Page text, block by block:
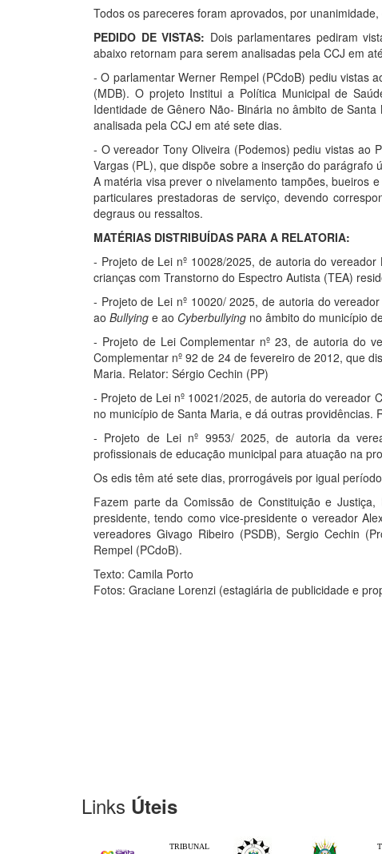
Todos os pareceres foram aprovados, por
PEDIDO DE VISTAS: Dois parlamentares pediram
abaixo retornam para serem analisadas pela CCJ em
- O parlamentar Werner Rempel (PCdoB) pediu vistas
(MDB). O projeto Institui a Política Municipal de
Identidade de Gênero Não- Binária no âmbito de
analisada pela CCJ em até sete dias.
- O vereador Tony Oliveira (Podemos) pediu vistas ao
Vargas (PL), que dispõe sobre a inserção do
A matéria visa prever o nivelamento tampões, bueiros
particulares prestadoras de serviço, devendo
degraus ou ressaltos.
MATÉRIAS DISTRIBUÍDAS PARA A
- Projeto de Lei nº 10028/2025, de autoria do
crianças com Transtorno do Espectro Autista (TEA)
- Projeto de Lei nº 10020/ 2025, de autoria do
ao Bullying e ao Cyberbullying no âmbito do município
- Projeto de Lei Complementar nº 23, de autoria do
Complementar nº 92 de 24 de fevereiro de 2012, que
Maria. Relator: Sérgio Cechin (PP)
- Projeto de Lei nº 10021/2025, de autoria do vereador
no município de Santa Maria, e dá outras providências.
- Projeto de Lei nº 9953/ 2025, de autoria da
profissionais de educação municipal para atuação na
Os edis têm até sete dias, prorrogáveis por igual
Fazem parte da Comissão de Constituição e
presidente, tendo como vice-presidente o vereador
vereadores Givago Ribeiro (PSDB), Sergio Cechin
Rempel (PCdoB).
Texto: Camila Porto
Fotos: Graciane Lorenzi (estagiária de publicidade e
Links Úteis
TRIBUNAL